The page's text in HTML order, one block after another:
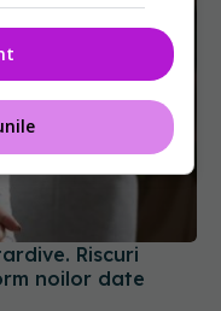
Riscuri
noilor date